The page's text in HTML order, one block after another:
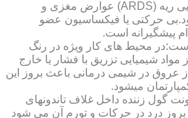
حرکتی یا فیکساسیون عضو
پیشگیرانه است.
محیط های کار ویژه در رنگ
مواد شیمیایی تزریق با فشار یا خارج
عروق در شیمی درمانی باعث بروز این
میشود.
گول زننده داخل غلاف تاندونهای
درد در حرکات و تورم آن می شود